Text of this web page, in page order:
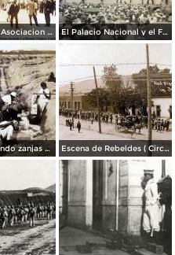
Edificio deLa Asociacion Cristiana durante La Decena Trágica Ciudad de México. El Palacio Nacional y el Funeral de Venustiano Carranza Ciudad de México.
Mujeres haciendo zanjas de defensa ( Circulada en 1915 ). Escena de Rebeldes ( Circulada el 8 de Diciembre de 1913 ).